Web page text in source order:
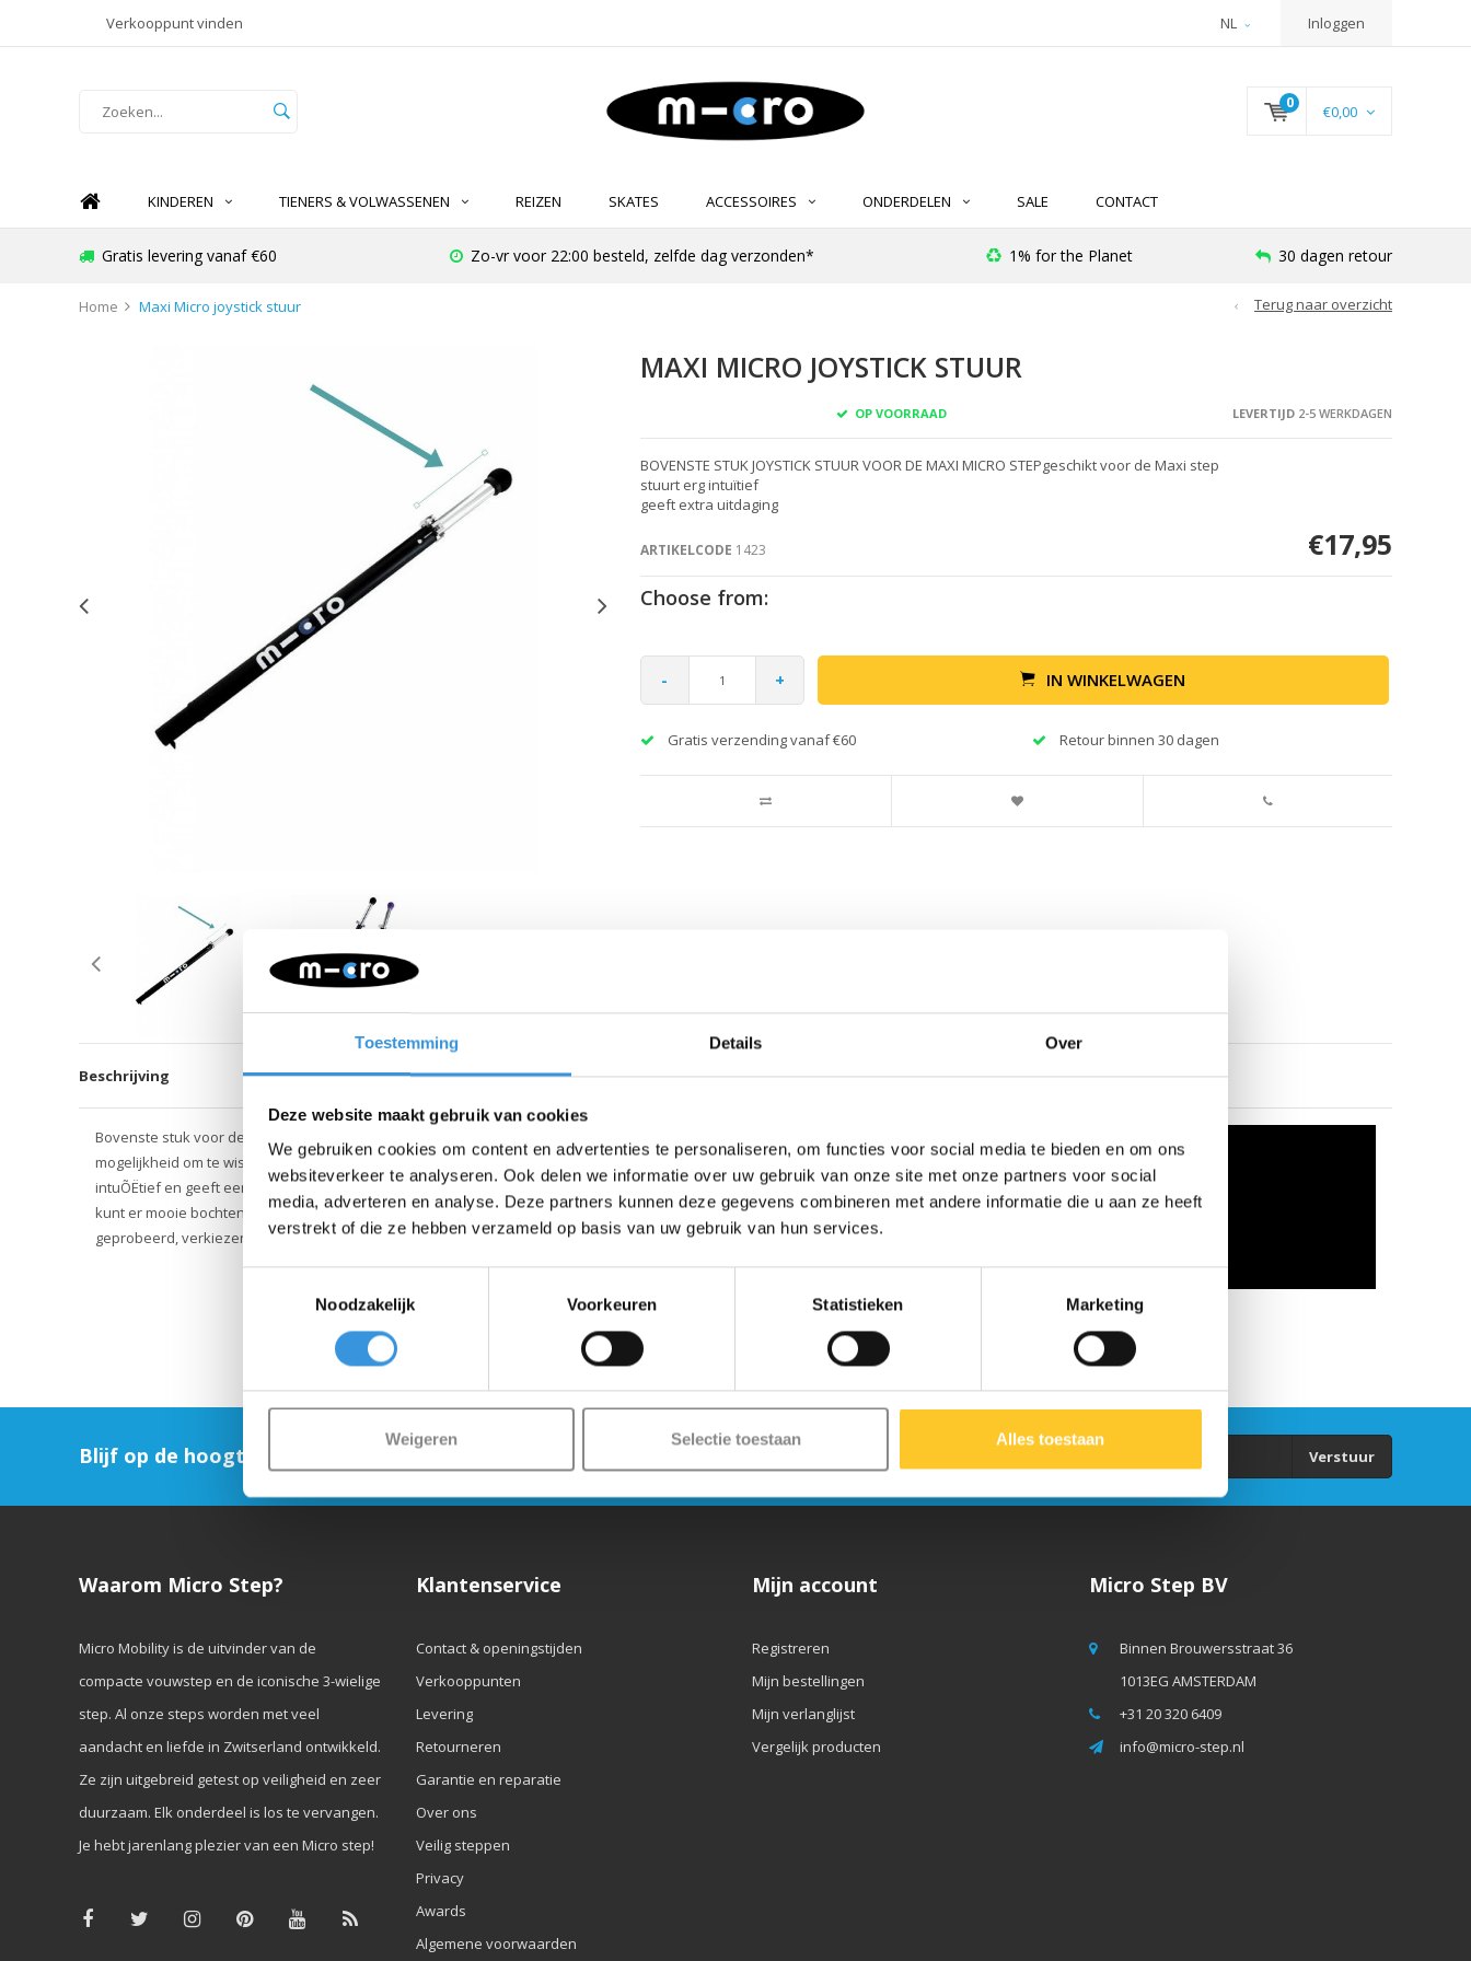
Toestemming Details Over
Deze website maakt gebruik van cookies
We gebruiken cookies om content en advertenties te personaliseren, om functies voor social media te bieden en om ons
websiteverkeer te analyseren. Ook delen we informatie over uw gebruik van onze site met onze partners voor social
media, adverteren en analyse. Deze partners kunnen deze gegevens combineren met andere informatie die u aan ze heeft
verstrekt of die ze hebben verzameld op basis van uw gebruik van hun services.
Noodzakelijk
Voorkeuren Statistieken Marketing
Weigeren Selectie toestaan Alles toestaan
Verkooppunt vinden NL Inloggen
0 €0,00
KINDEREN TIENERS & VOLWASSENEN REIZEN SKATES ACCESSOIRES ONDERDELEN SALE CONTACT
Gratis levering vanaf €60 Zo-vr voor 22:00 besteld, zelfde dag verzonden* 1% for the Planet 30 dagen retour
Home Maxi Micro joystick stuur Terug naar overzicht
MAXI MICRO JOYSTICK STUUR
OP VOORRAAD LEVERTIJD2-5 WERKDAGEN
BOVENSTE STUK JOYSTICK STUUR VOOR DE MAXI MICRO STEPgeschikt voor de Maxi step
stuurt erg intuïtief
geeft extra uitdaging
ARTIKELCODE 1423 €17,95
Choose from:
- + IN WINKELWAGEN
Gratis verzending vanaf €60 Retour binnen 30 dagen
Beschrijving
Bovenste stuk voor de joystick stuur voor de Maxi Micro step. Hiermee heeft u de
mogelijkheid om te wisselen tussen de joystick en de T-bar. Sturen met de joystick is erg
intuÕËtief en geeft een extra uitdaging. Je staat meer zijwaarts, als op een skateboard en
kunt er mooie bochten mee maken. Als kinderen eenmaal een Maxi met joystick hebben
geprobeerd, verkiezen ze die vaak boven de versie met T-stuur.
Blijf op de hoogte en schrijf je in voor onze nieuwsbrief Verstuur
Waarom Micro Step?
Micro Mobility is de uitvinder van de
compacte vouwstep en de iconische 3-wielige
step. Al onze steps worden met veel
aandacht en liefde in Zwitserland ontwikkeld.
Ze zijn uitgebreid getest op veiligheid en zeer
duurzaam. Elk onderdeel is los te vervangen.
Je hebt jarenlang plezier van een Micro step!
Klantenservice
Contact & openingstijden
Verkooppunten
Levering
Retourneren
Garantie en reparatie
Over ons
Veilig steppen
Privacy
Awards
Algemene voorwaarden
Mijn account
Registreren
Mijn bestellingen
Mijn verlanglijst
Vergelijk producten
Micro Step BV
Binnen Brouwersstraat 36
1013EG AMSTERDAM
+31 20 320 6409
info@micro-step.nl